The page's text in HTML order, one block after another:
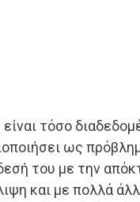
τόσο
ως
του με την
και με πολλά